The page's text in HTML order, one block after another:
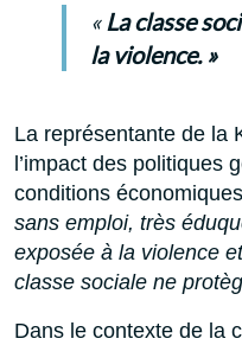
« La classe
la violence. »
La représentante de la
l’impact des politiques
conditions
sans emploi, très
exposée à la violence
classe sociale ne
Dans le contexte de la